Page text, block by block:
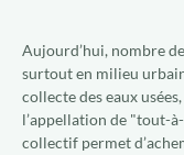
Aujourd’hui, nombre
surtout en milieu
collecte des eaux
l’appellation de "tout-à-
collectif permet